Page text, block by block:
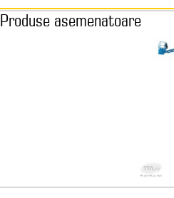
Produse asemenatoare